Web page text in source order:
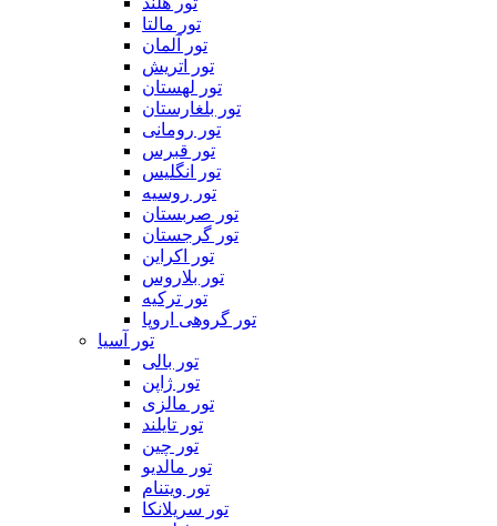
تور مالتا
تور آلمان
تور اتریش
تور لهستان
تور بلغارستان
تور رومانی
تور قبرس
تور انگلیس
تور روسیه
تور صربستان
تور گرجستان
تور اکراین
تور بلاروس
تور ترکیه
تور گروهی اروپا
تور آسیا
تور بالی
تور ژاپن
تور مالزی
تور تایلند
تور چین
تور مالدیو
تور ویتنام
تور سریلانکا